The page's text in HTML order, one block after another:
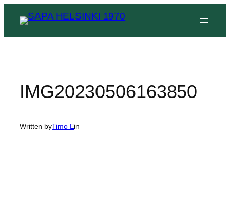
sisältöön
IMG20230506163850
Written byTimo Ein